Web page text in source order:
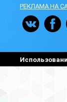
РЕКЛАМА НА